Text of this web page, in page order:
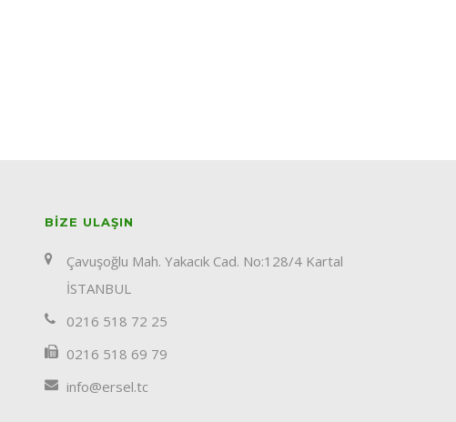
BIZE ULAŞIN
Çavuşoğlu Mah. Yakacık Cad. No:128/4 Kartal
İSTANBUL
0216 518 72 25
0216 518 69 79
info@ersel.tc